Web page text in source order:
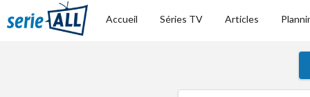
Accueil Séries TV Articles